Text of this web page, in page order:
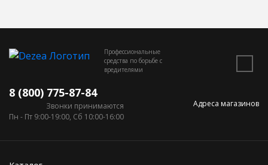
Профессиональные
средства по борьбе с
вредителями
Адреса магазинов
8 (800) 775-87-84
Звонки принимаются
Пн - Пт 9:00-19:00, Сб 10:00-16:00